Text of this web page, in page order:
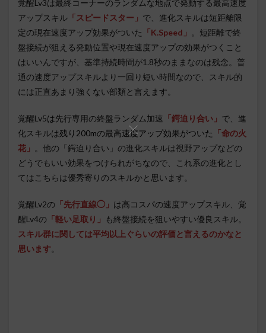
覚醒Lv3は最終コーナーのランダムな地点で発動する最高速度
アップスキル 「スピードスター」 で、進化スキルは短距離限
定の現在速度アップ効果がついた 「K.Speed」 。短距離で終
盤接続が狙える発動位置や現在速度アップの効果がつくこと
はいいんですが、基準持続時間が1.8秒のままなのは残念。普
通の速度アップスキルより一回り短い時間なので、スキル的
には正直あまり強くない部類と言えます。
覚醒Lv5は先行専用の終盤ランダム加速 「鍔迫り合い」 で、進
化スキルは残り200mの最高速度アップ効果がついた 「命の火
花 」 。他の「鍔迫り合い」の進化スキルは視野アップなどの
どうでもいい効果をつけられがちなので、これ系の進化とし
てはこちらは優秀寄りのスキルかと思います。
覚醒Lv2の 「先行直線◯」 は高コスパの速度アップスキル、覚
醒Lv4の 「軽い足取り」
も終盤接続を狙いやすい優良スキル。
スキル群に関しては平均以上ぐらいの評価と言えるのかなと
思います。